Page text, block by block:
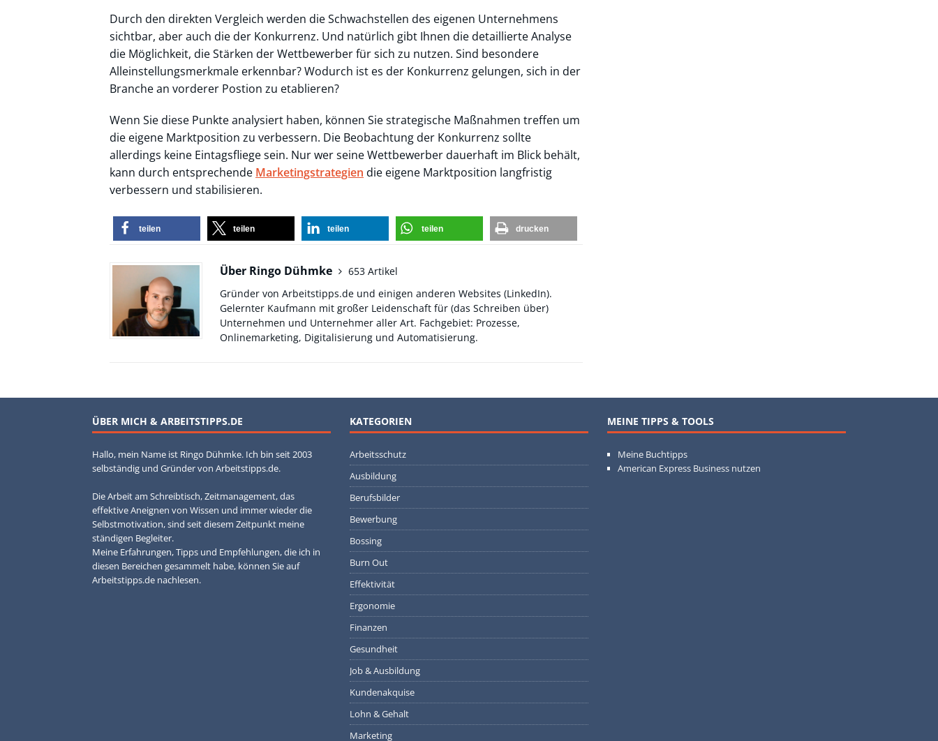
Durch den direkten Vergleich werden die Schwachstellen des eigenen Unternehmens
sichtbar, aber auch die der Konkurrenz. Und natürlich gibt Ihnen die detaillierte Analyse
die Möglichkeit, die Stärken der Wettbewerber für sich zu nutzen. Sind besondere
Alleinstellungsmerkmale erkennbar? Wodurch ist es der Konkurrenz gelungen, sich in der
Branche an vorderer Postion zu etablieren?
Wenn Sie diese Punkte analysiert haben, können Sie strategische Maßnahmen treffen um
die eigene Marktposition zu verbessern. Die Beobachtung der Konkurrenz sollte
allerdings keine Eintagsfliege sein. Nur wer seine Wettbewerber dauerhaft im Blick behält,
kann durch entsprechende Marketingstrategien die eigene Marktposition langfristig
verbessern und stabilisieren.
teilen teilen teilen teilen drucken
Über Ringo Dühmke
653 Artikel
Gründer von Arbeitstipps.de und einigen anderen Websites (LinkedIn).
Gelernter Kaufmann mit großer Leidenschaft für (das Schreiben über)
Unternehmen und Unternehmer aller Art. Fachgebiet: Prozesse,
Onlinemarketing, Digitalisierung und Automatisierung.
ÜBER MICH & ARBEITSTIPPS.DE
Hallo, mein Name ist Ringo Dühmke. Ich bin seit 2003
selbständig und Gründer von Arbeitstipps.de.
Die Arbeit am Schreibtisch, Zeitmanagement, das
effektive Aneignen von Wissen und immer wieder die
Selbstmotivation, sind seit diesem Zeitpunkt meine
ständigen Begleiter.
Meine Erfahrungen, Tipps und Empfehlungen, die ich in
diesen Bereichen gesammelt habe, können Sie auf
Arbeitstipps.de nachlesen.
KATEGORIEN
Arbeitsschutz
Ausbildung
Berufsbilder
Bewerbung
Bossing
Burn Out
Effektivität
Ergonomie
Finanzen
Gesundheit
Job & Ausbildung
Kundenakquise
Lohn & Gehalt
Marketing
MEINE TIPPS & TOOLS
Meine Buchtipps
American Express Business nutzen